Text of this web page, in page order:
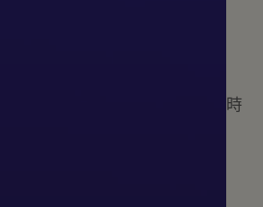
服務，快速安全放心。
購物權益不受距離影響。
與商品總重量另寄運費，結帳時
金額。